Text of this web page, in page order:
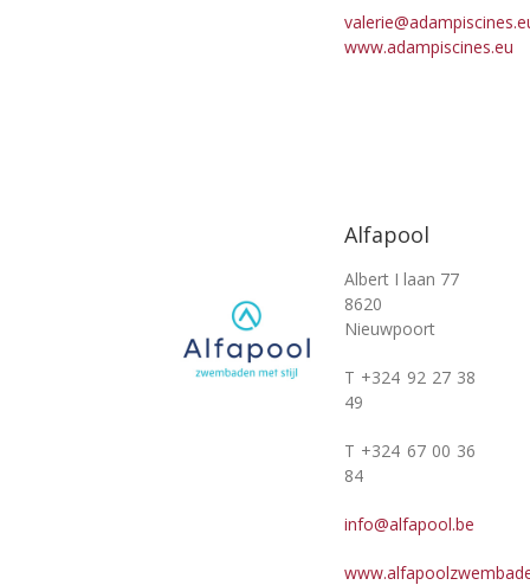
www.adampiscines.eu
Alfapool
Albert I laan 77
8620
Nieuwpoort
T +324 92 27 38
49
T +324 67 00 36
84
info@alfapool.be